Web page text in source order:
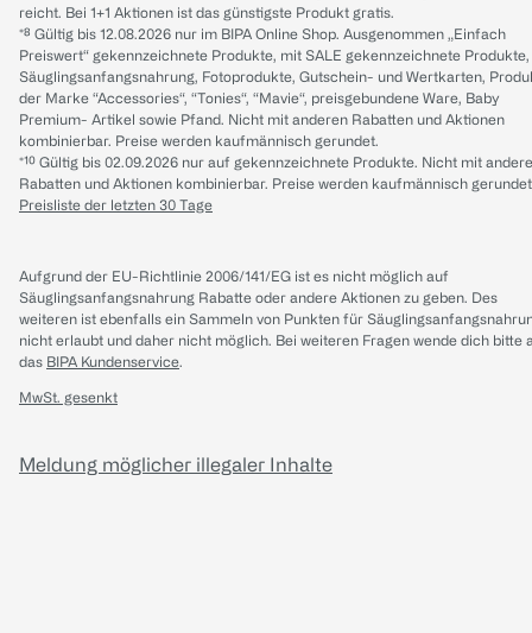
reicht. Bei 1+1 Aktionen ist das günstigste Produkt gratis.
*⁸ Gültig bis 12.08.2026 nur im BIPA Online Shop. Ausgenommen „Einfach
Preiswert“ gekennzeichnete Produkte, mit SALE gekennzeichnete Produkte,
Säuglingsanfangsnahrung, Fotoprodukte, Gutschein- und Wertkarten,
der Marke “Accessories“, “Tonies“, “Mavie“, preisgebundene Ware, Baby
Premium- Artikel sowie Pfand. Nicht mit anderen Rabatten und Aktionen
kombinierbar. Preise werden kaufmännisch gerundet.
*¹⁰ Gültig bis 02.09.2026 nur auf gekennzeichnete Produkte. Nicht mit
Rabatten und Aktionen kombinierbar. Preise werden kaufmännisch
Preisliste der letzten 30 Tage
Aufgrund der EU-Richtlinie 2006/141/EG ist es nicht möglich auf
Säuglingsanfangsnahrung Rabatte oder andere Aktionen zu geben. Des
weiteren ist ebenfalls ein Sammeln von Punkten für
nicht erlaubt und daher nicht möglich. Bei weiteren Fragen wende dich bitte
das BIPA Kundenservice.
MwSt. gesenkt
Meldung möglicher illegaler Inhalte